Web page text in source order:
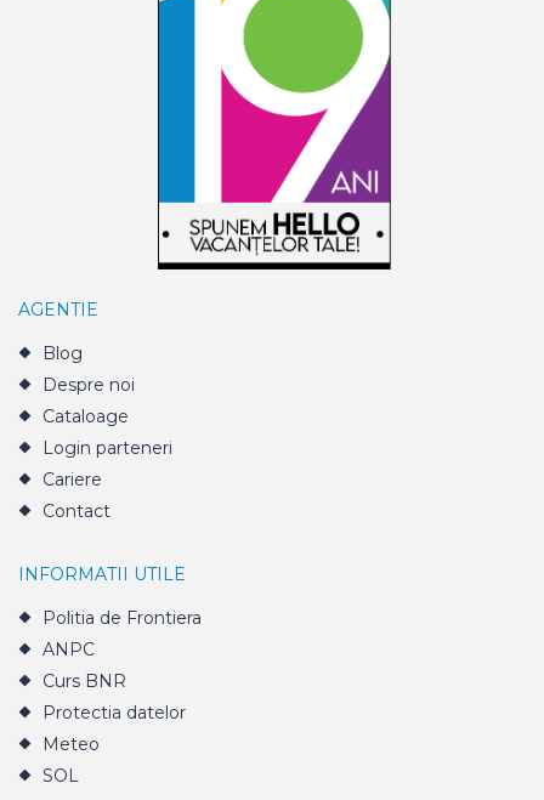
AGENTIE
Blog
Despre noi
Cataloage
Login parteneri
Cariere
Contact
INFORMATII UTILE
Politia de Frontiera
ANPC
Curs BNR
Protectia datelor
Meteo
SOL